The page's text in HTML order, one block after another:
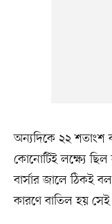
অন্যদিকে ২২ শতাংশ
কোনোটিই লক্ষ্যে ছিল
বার্সার জালে ঠিকই
কারণে বাতিল হয়